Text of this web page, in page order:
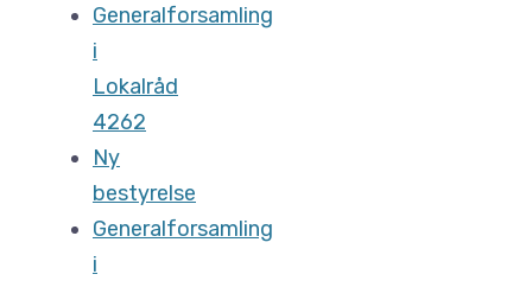
Generalforsamling
i
Lokalråd
4262
Ny
bestyrelse
Generalforsamling
i